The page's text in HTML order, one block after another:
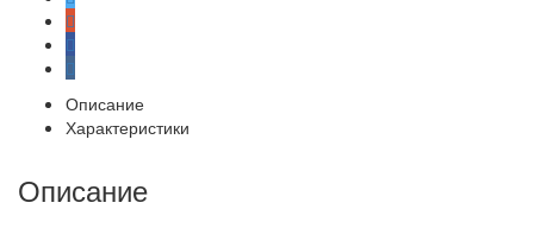
Описание
Характеристики
Описание